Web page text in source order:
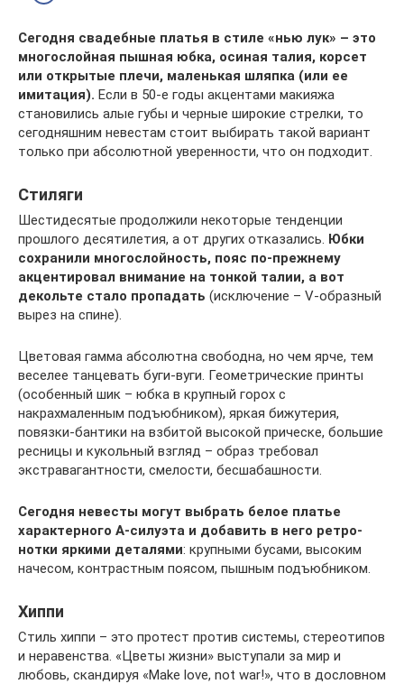
Сегодня свадебные платья в стиле «нью лук» – это
многослойная пышная юбка, осиная талия, корсет
или открытые плечи, маленькая шляпка (или ее
имитация). Если в 50-е годы акцентами макияжа
становились алые губы и черные широкие стрелки, то
сегодняшним невестам стоит выбирать такой вариант
только при абсолютной уверенности, что он подходит.
Стиляги
Шестидесятые продолжили некоторые тенденции
прошлого десятилетия, а от других отказались. Юбки
сохранили многослойность, пояс по-прежнему
акцентировал внимание на тонкой талии, а вот
декольте стало пропадать (исключение – V-образный
вырез на спине).
Цветовая гамма абсолютна свободна, но чем ярче, тем
веселее танцевать буги-вуги. Геометрические принты
(особенный шик – юбка в крупный горох с
накрахмаленным подъюбником), яркая бижутерия,
повязки-бантики на взбитой высокой прическе, большие
ресницы и кукольный взгляд – образ требовал
экстравагантности, смелости, бесшабашности.
Сегодня невесты могут выбрать белое платье
характерного А-силуэта и добавить в него ретро-
нотки яркими деталями: крупными бусами, высоким
начесом, контрастным поясом, пышным подъюбником.
Хиппи
Стиль хиппи – это протест против системы, стереотипов
и неравенства. «Цветы жизни» выступали за мир и
любовь, скандируя «Make love, not war!», что в дословном